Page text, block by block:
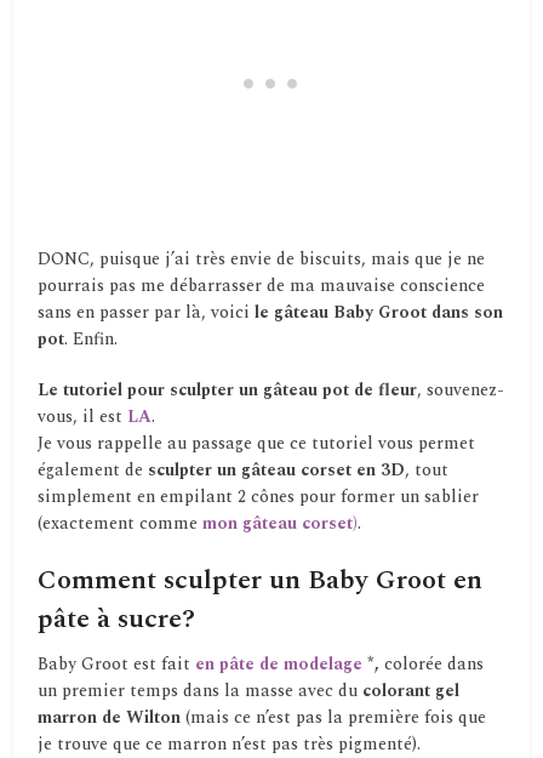
DONC, puisque j’ai très envie de biscuits, mais que je ne
pourrais pas me débarrasser de ma mauvaise conscience
sans en passer par là, voicile gâteau Baby Groot dans son
pot. Enfin.
Le tutoriel pour sculpter un gâteau pot de fleur, souvenez-
vous, il est LA.
Je vous rappelle au passage que ce tutoriel vous permet
également de sculpter un gâteau corset en 3D, tout
simplement en empilant 2 cônes pour former un sablier
(exactement commemon gâteau corset).
Comment sculpter un Baby Groot en
pâte à sucre?
Baby Groot est fait en pâte de modelage*, colorée dans
un premier temps dans la masse avec du colorant gel
marron de Wilton(mais ce n’est pas la première fois que
je trouve que ce marron n’est pas très pigmenté).